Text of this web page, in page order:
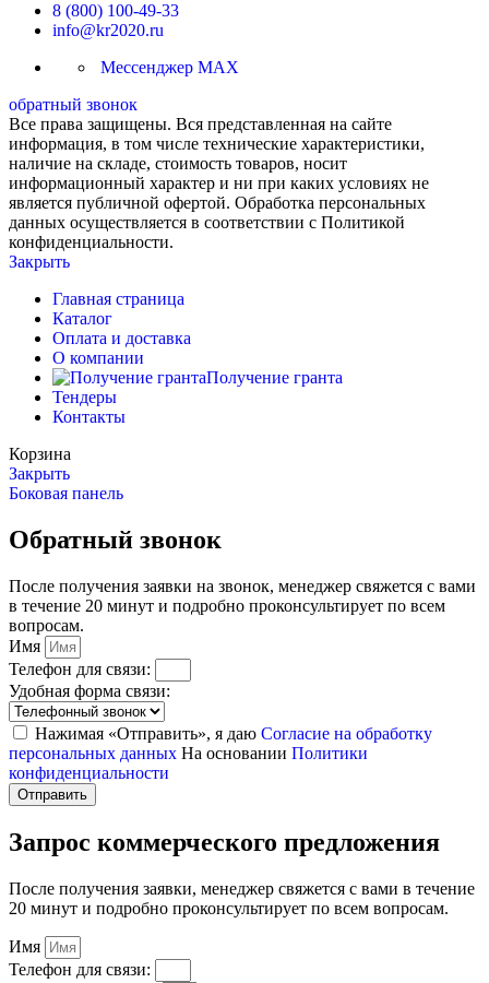
8 (800) 100-49-33
info@kr2020.ru
Мессенджер MAX
обратный звонок
Все права защищены. Вся представленная на сайте
информация, в том числе технические характеристики,
наличие на складе, стоимость товаров, носит
информационный характер и ни при каких условиях не
является публичной офертой. Обработка персональных
данных осуществляется в соответствии с Политикой
конфиденциальности.
Закрыть
Главная страница
Каталог
Оплата и доставка
О компании
Получение гранта
Тендеры
Контакты
Корзина
Закрыть
Боковая панель
Обратный звонок
После получения заявки на звонок, менеджер свяжется с вами
в течение 20 минут и подробно проконсультирует по всем
вопросам.
Имя
Телефон для связи:
Удобная форма связи:
Нажимая «Отправить», я даю Согласие на обработку
персональных данных На основании Политики
конфиденциальности
Отправить
Запрос коммерческого предложения
После получения заявки, менеджер свяжется с вами в течение
20 минут и подробно проконсультирует по всем вопросам.
Имя
Телефон для связи: